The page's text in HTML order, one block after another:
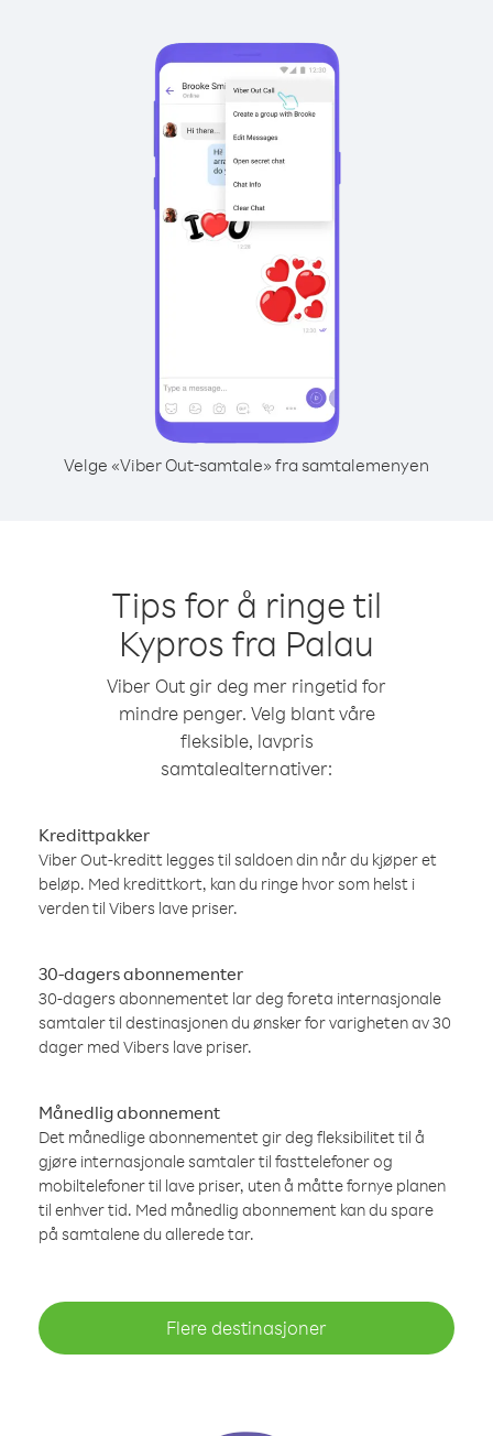
Velge «Viber Out-samtale» fra samtalemenyen
Tips for å ringe til
Kypros fra Palau
Viber Out gir deg mer ringetid for
mindre penger. Velg blant våre
fleksible, lavpris
samtalealternativer:
Kredittpakker
Viber Out-kreditt legges til saldoen din når du kjøper et
beløp. Med kredittkort, kan du ringe hvor som helst i
verden til Vibers lave priser.
30-dagers abonnementer
30-dagers abonnementet lar deg foreta internasjonale
samtaler til destinasjonen du ønsker for varigheten av 30
dager med Vibers lave priser.
Månedlig abonnement
Det månedlige abonnementet gir deg fleksibilitet til å
gjøre internasjonale samtaler til fasttelefoner og
mobiltelefoner til lave priser, uten å måtte fornye planen
til enhver tid. Med månedlig abonnement kan du spare
på samtalene du allerede tar.
Flere destinasjoner